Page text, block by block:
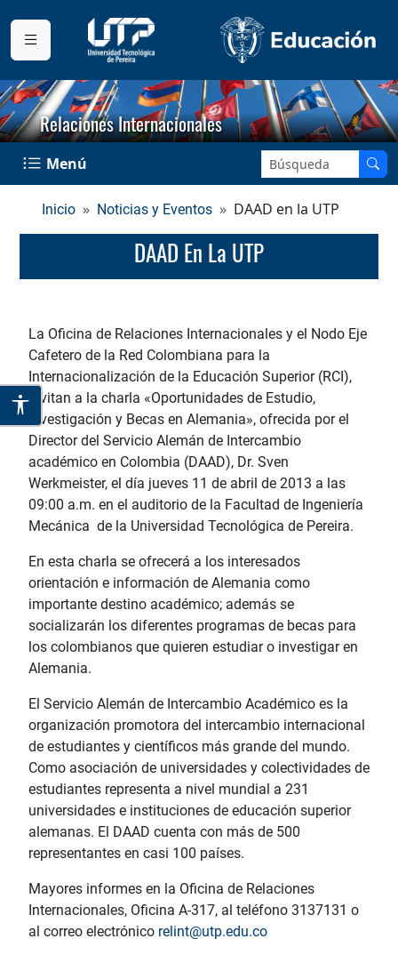
Relaciones Internacionales
Menú Buscar en el sitio:
Inicio Noticias y Eventos DAAD en la UTP
DAAD En La UTP
La Oficina de Relaciones Internacionales y el Nodo Eje
Cafetero de la Red Colombiana para la
Internacionalización de la Educación Superior (RCI),
invitan a la charla «Oportunidades de Estudio,
Investigación y Becas en Alemania», ofrecida por el
Director del Servicio Alemán de Intercambio
académico en Colombia (DAAD), Dr. Sven
Werkmeister, el día jueves 11 de abril de 2013 a las
09:00 a.m. en el auditorio de la Facultad de Ingeniería
Mecánica de la Universidad Tecnológica de Pereira.
En esta charla se ofrecerá a los interesados
orientación e información de Alemania como
importante destino académico; además se
socializarán los diferentes programas de becas para
los colombianos que quieren estudiar o investigar en
Alemania.
El Servicio Alemán de Intercambio Académico es la
organización promotora del intercambio internacional
de estudiantes y científicos más grande del mundo.
Como asociación de universidades y colectividades de
estudiantes representa a nivel mundial a 231
universidades e instituciones de educación superior
alemanas. El DAAD cuenta con más de 500
representantes en casi 100 países.
Mayores informes en la Oficina de Relaciones
Internacionales, Oficina A-317, al teléfono 3137131 o
al correo electrónico relint@utp.edu.co